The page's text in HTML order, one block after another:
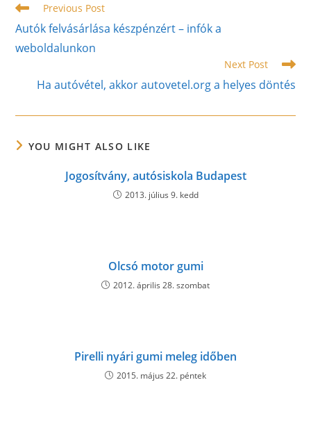
Read
more
articles
Previous Post
Autók felvásárlása készpénzért – infók a
weboldalunkon
Next Post
Ha autóvétel, akkor autovetel.org a helyes döntés
YOU MIGHT ALSO LIKE
Jogosítvány, autósiskola Budapest
2013. július 9. kedd
Olcsó motor gumi
2012. április 28. szombat
Pirelli nyári gumi meleg időben
2015. május 22. péntek